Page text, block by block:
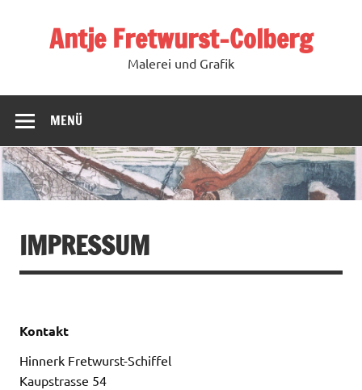
Antje Fretwurst-Colberg
Malerei und Grafik
MENÜ
IMPRESSUM
Kontakt
Hinnerk Fretwurst-Schiffel
Kaupstrasse 54